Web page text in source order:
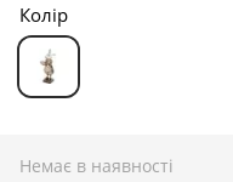
Колір
Немає в наявності